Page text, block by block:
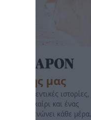
της Ζωής μας
οι αυθεντικές ιστορίες,
καλοκαίρι και ένας
που μας ενώνει κάθε μέρα.